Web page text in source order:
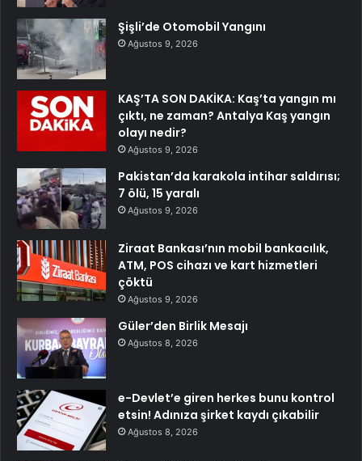
Şişli’de Otomobil Yangını
Ağustos 9, 2026
KAŞ’TA SON DAKİKA: Kaş’ta yangın mı
çıktı, ne zaman? Antalya Kaş yangın
olayı nedir?
Ağustos 9, 2026
Pakistan’da karakola intihar saldırısı;
7 ölü, 15 yaralı
Ağustos 9, 2026
Ziraat Bankası’nın mobil bankacılık,
ATM, POS cihazı ve kart hizmetleri
çöktü
Ağustos 9, 2026
Güler’den Birlik Mesajı
Ağustos 8, 2026
e-Devlet’e giren herkes bunu kontrol
etsin! Adınıza şirket kaydı çıkabilir
Ağustos 8, 2026